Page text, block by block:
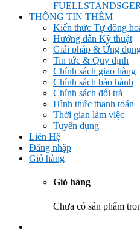
THÔNG TIN THÊM
Kiến thức Tự đông
Hướng dẫn Kỹ thuật
Giải pháp & Ứng
Tin tức & Quy định
Chính sách giao hàng
Chính sách bảo hành
Chính sách đổi trả
Hình thức thanh toán
Thời gian làm việc
Tuyển dụng
Liên Hệ
Đăng nhập
Giỏ hàng
Giỏ hàng
Chưa có sản phẩm